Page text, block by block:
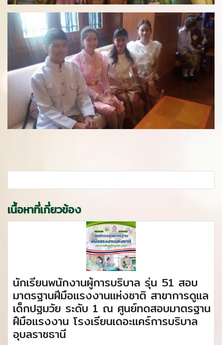
เนื้อหาที่เกี่ยวข้อง
นักเรียนพนักงานผู้การบริบาล รุ่น 51 สอบ
มาตรฐานฝีมือแรงงานแห่งชาติ สาขาการดูแล
เด็กปฐมวัย ระดับ 1 ณ ศูนย์ทดสอบมาตรฐาน
ฝืมือแรงงาน โรงเรียนเดอะแคร์การบริบาล
อุบลราชธานี